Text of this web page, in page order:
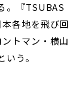
。『TSUBAS
各地を飛び回
トマン・横山
う。